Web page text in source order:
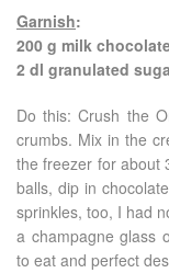
Garnish:
200 g milk
2 dl granulated
Do this: Crush the
crumbs. Mix in the
the freezer for about
balls, dip in
sprinkles, too, I had
a champagne glass
to eat and perfect